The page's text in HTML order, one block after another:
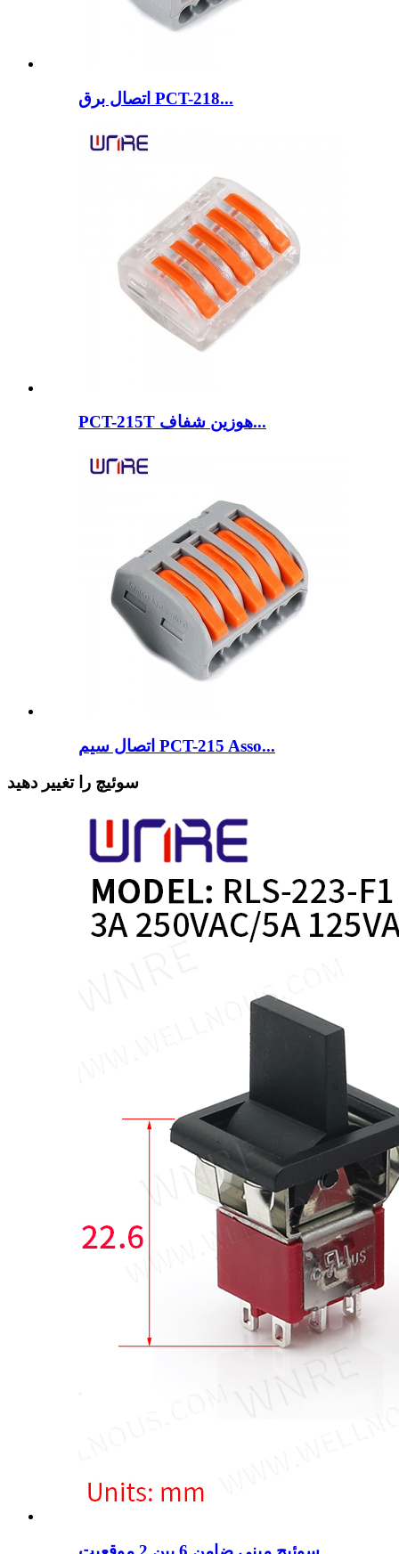
اتصال برق PCT-218...
PCT-215T هوزین شفاف...
اتصال سیم PCT-215 Asso...
سوئیچ را تغییر دهید